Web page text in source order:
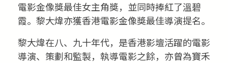
電影金像獎最佳女主角獎，並同時捧紅了溫碧
霞。黎大煒亦獲香港電影金像獎最佳導演提名。
黎大煒在八、九十年代，是香港影壇活躍的電影
導演、策劃和監製，執導電影之餘，亦曾為寶禾